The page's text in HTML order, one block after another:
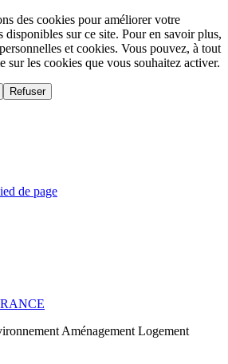
des cookies pour améliorer votre
disponibles sur ce site. Pour en savoir plus,
et cookies. Vous pouvez, à tout
sur les cookies que vous souhaitez activer.
Refuser
de page
Aménagement Logement